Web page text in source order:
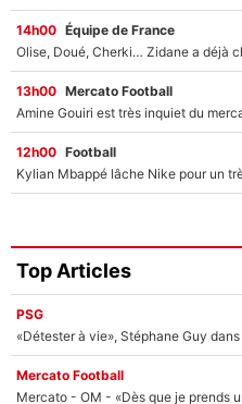
14h00 Équipe de France
13h00 Mercato Football
12h00 Football
Top Articles
PSG
«Détester à vie», Stéphane Guy
Mercato Football